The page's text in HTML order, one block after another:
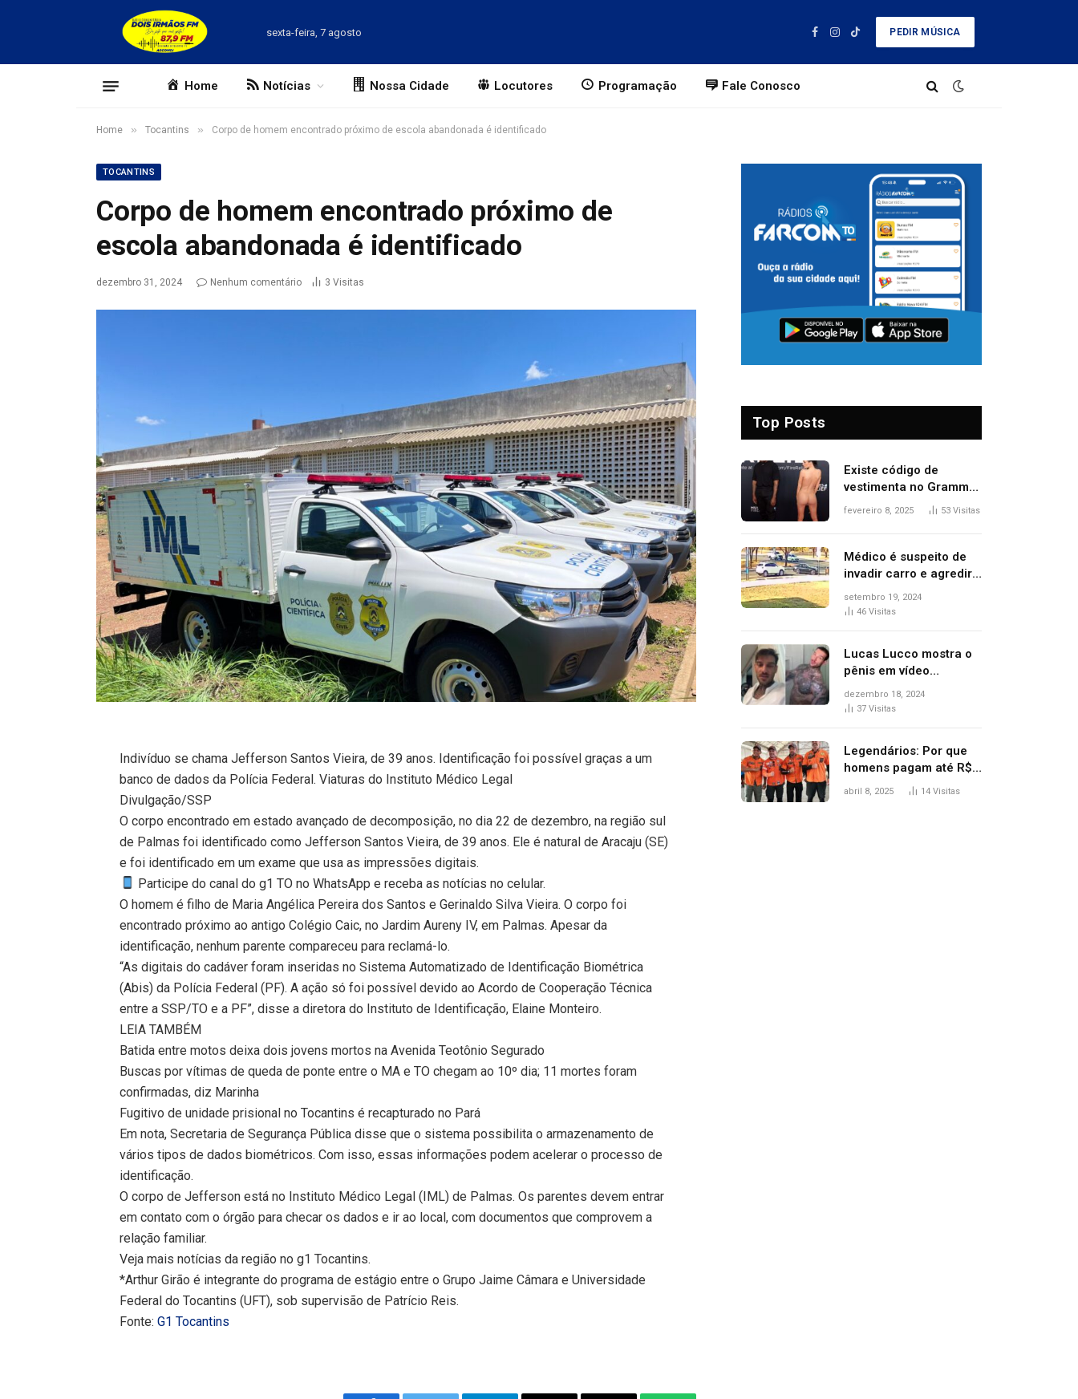
sexta-feira, 7 agosto
Facebook
Instagram
TikTok
PEDIR MÚSICA
Home Notícias Nossa Cidade Locutores Programação Fale Conosco
Home » Tocantins » Corpo de homem encontrado próximo de escola abandonada é identificado
TOCANTINS
Corpo de homem encontrado próximo de
escola abandonada é identificado
dezembro 31, 2024 Nenhum comentário 3 Visitas
Indivíduo se chama Jefferson Santos Vieira, de 39 anos. Identificação foi possível graças a um
banco de dados da Polícia Federal. Viaturas do Instituto Médico Legal
Divulgação/SSP
O corpo encontrado em estado avançado de decomposição, no dia 22 de dezembro, na região sul
de Palmas foi identificado como Jefferson Santos Vieira, de 39 anos. Ele é natural de Aracaju (SE)
e foi identificado em um exame que usa as impressões digitais.
Participe do canal do g1 TO no WhatsApp e receba as notícias no celular.
O homem é filho de Maria Angélica Pereira dos Santos e Gerinaldo Silva Vieira. O corpo foi
encontrado próximo ao antigo Colégio Caic, no Jardim Aureny IV, em Palmas. Apesar da
identificação, nenhum parente compareceu para reclamá-lo.
“As digitais do cadáver foram inseridas no Sistema Automatizado de Identificação Biométrica
(Abis) da Polícia Federal (PF). A ação só foi possível devido ao Acordo de Cooperação Técnica
entre a SSP/TO e a PF”, disse a diretora do Instituto de Identificação, Elaine Monteiro.
LEIA TAMBÉM
Batida entre motos deixa dois jovens mortos na Avenida Teotônio Segurado
Buscas por vítimas de queda de ponte entre o MA e TO chegam ao 10º dia; 11 mortes foram
confirmadas, diz Marinha
Fugitivo de unidade prisional no Tocantins é recapturado no Pará
Em nota, Secretaria de Segurança Pública disse que o sistema possibilita o armazenamento de
vários tipos de dados biométricos. Com isso, essas informações podem acelerar o processo de
identificação.
O corpo de Jefferson está no Instituto Médico Legal (IML) de Palmas. Os parentes devem entrar
em contato com o órgão para checar os dados e ir ao local, com documentos que comprovem a
relação familiar.
Veja mais notícias da região no g1 Tocantins.
*Arthur Girão é integrante do programa de estágio entre o Grupo Jaime Câmara e Universidade
Federal do Tocantins (UFT), sob supervisão de Patrício Reis.
Fonte:G1 Tocantins
Top Posts
Existe código de
vestimenta no Grammy?
Questionamento surgiu
aparecer nua na
premiação
fevereiro 8, 2025 53 Visitas
Médico é suspeito de
invadir carro e agredir
delegado aposentado
durante confusão no
setembro 19, 2024
46 Visitas
Lucas Lucco mostra o
pênis em vídeo
tomando banho, apaga
post e diz ‘foi mal’
dezembro 18, 2024
37 Visitas
Legendários: Por que
homens pagam até R$
81 mil para subir
abril 8, 2025 14 Visitas